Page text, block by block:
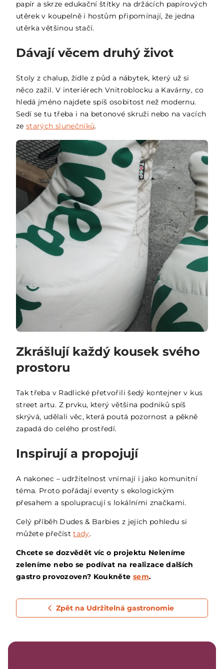
papír a skrze edukační štítky na držácích papírových
utěrek v koupelně i hostům připomínají, že jedna
utěrka většinou stačí.
Dávají věcem druhý život
Stoly z chalup, židle z půd a nábytek, který už si
něco zažil. V interiérech Vnitroblocku a Kavárny, co
hledá jméno najdete spíš osobitost než modernu.
Sedí se tu třeba i na betonové skruži nebo na vacích
zestarých slunečníků.
Zkrášlují každý kousek svého
prostoru
Tak třeba v Radlické přetvořili šedý kontejner v kus
street artu. Z prvku, který většina podniků spíš
skrývá, udělali věc, která poutá pozornost a pěkně
zapadá do celého prostředí.
Inspirují a propojují
A nakonec – udržitelnost vnímají i jako komunitní
téma. Proto pořádají eventy s ekologickým
přesahem a spolupracují s lokálními značkami.
Celý příběh Dudes & Barbies z jejich pohledu si
můžete přečísttady.
Chcete se dozvědět víc o projektu Neleníme
zeleníme nebo se podívat na realizace dalších
gastro provozoven? Koukněte sem.
Zpět na Udržitelná gastronomie